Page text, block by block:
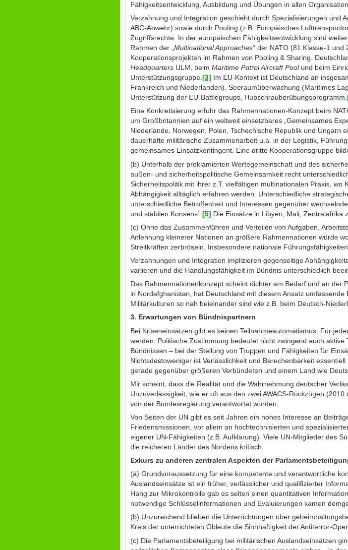
Fähigkeitsentwicklung, Ausbildung und Übungen in allen
Verzahnung und Integration geschieht durch Spezialisierungen und
ABC-Abwehr) sowie durch Pooling (z.B. Europäisches
Zugriffsrechte. In der europäischen Fähigkeitsentwicklung sind
Rahmen der „Multinational Approaches“ der NATO (81 Klasse-1
Kooperationsprojekten im Rahmen von Pooling & Sharing.
Headquarters ULM, beim Maritime Patrol Aircraft Poolund beim
Unterstützungsgruppe.[3] Im EU-Kontext ist Deutschland an
Frankreich und Niederlanden), Seeraumüberwachung (Maritimes
Unterstützung der EU-Battlegroups, Hubschrauberübungsprogramm.
Eine Konkretisierung erfuhr das Rahmennationen-Konzept beim
um Großbritannien auf ein weltweit einsetzbares „Gemeinsames
Niederlande, Norwegen, Polen, Tschechische Republik und Ungarn
dauerhafte militärische Zusammenarbeit u.a. in der Logistik,
gemeinsames Einsatzkontingent. Eine dritte Kooperationsgruppe
(b) Unterhalb der proklamierten Wertegemeinschaft und des
außen- und sicherheitspolitische Gemeinsamkeit recht
Sicherheitspolitik mit ihrer z.T. vielfältigen multinationalen Praxis,
Abhängigkeit alltäglich erfahren werden. Unterschiedliche
unterschiedliche Betroffenheit und Interessen gegenüber
und stabilen Konsens`. [5] Die Einsätze in Libyen, Mali, Zentralafrika
(c) Ohne das Zusammenführen und Verteilen von Aufgaben,
Anlehnung kleinerer Nationen an größere Rahmennationen würde
Streitkräften zerbröseln. Insbesondere nationale
Verzahnungen und Integration implizieren gegenseitige
variieren und die Handlungsfähigkeit im Bündnis unterschiedlich
Das Rahmennationenkonzept scheint dichter am Bedarf und an der
in Nordafghanistan, hat Deutschland mit diesem Ansatz
Militärkulturen so nah beieinander sind wie z.B. beim Deutsch-
3. Erwartungen von Bündnispartnern
Bei Kriseneinsätzen gibt es keinen Teilnahmeautomatismus. Für
werden. Politische Zustimmung bedeutet nicht zwingend auch
Bündnissen – bei der Stellung von Truppen und Fähigkeiten für
Nichtsdestoweniger ist Verlässlichkeit und Berechenbarkeit
gerade gegenüber größeren Verbündeten und einem Land wie
Mir scheint, dass die Realität und die Wahrnehmung deutscher
Unzuverlässigkeit, wie er oft aus den zwei AWACS-Rückzügen
von der Bundesregierung verantwortet wurden.
Von Seiten der UN gibt es seit Jahren ein hohes Interesse an
Friedensmissionen, vor allem an hochtechnisierten und
eigener UN-Fähigkeiten (z.B. Aufklärung). Viele UN-Mitglieder des
die reicheren Länder des Nordens kritisch.
Exkurs zu anderen zentralen Aspekten der
(a) Grundvoraussetzung für eine kompetente und verantwortliche
Auslandseinsätze ist ein früher, verlässlicher und qualifizierter
Hang zur Mikrokontrolle gab es selten einen quantitativen
notwendige Schlüsselinformationen und Evaluierungen kamen
(b) Unzureichend blieben die Unterrichtungen über
Kreis der unterrichteten Obleute die Sinnhaftigkeit der Antiterror-
(c) Die Parlamentsbeteiligung bei militärischen Auslandseinsätzen